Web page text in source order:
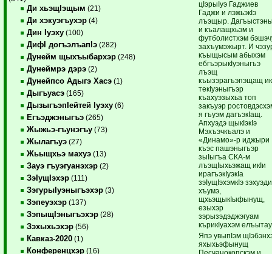
Ди хьэщIэщым (21)
Ди хэкуэгъухэр (4)
Дин Iуэху (100)
ДифI догъэлъапIэ (282)
Дунейм щыхъыбархэр (248)
Дунеймрэ дэрэ (2)
Дунейпсо Адыгэ Хасэ (1)
Дыгъуасэ (165)
ДызыгъэпIейтей Iуэху (6)
Егъэджэныгъэ (265)
Жыжьэ-гъунэгъу (73)
Жылагъуэ (27)
Жьыщхьэ махуэ (13)
Зауэ гъуэгуанэхэр (2)
ЗэIущIэхэр (111)
ЗэгурыIуэныгъэхэр (3)
Зэпеуэхэр (137)
ЗэпыщIэныгъэхэр (28)
Зэхыхьэхэр (56)
Кавказ-2020 (1)
Конференцхэр (16)
цIэрыIуэ Гаджиев
Гаджи и лэжьэкIэ
лъэщыр.
и къалащхьэм и
футболистхэм
захъумэжырт. И
къыщысым абыхэм
ебгъэрыкIуэныгъэ
лъэщ
къызэрагъэпэщащ
текIуэныгъэр
къахуэзыхьа топ
закъуэр
я гъуэм дагъэкIащ.
Апхуэдэ щыкIэкIэ
Мэхъэчкъалэ и
«Динамо»-р иджыри
къэс пашэныгъэр
зыIыгъа СКА-м
лъэщIыхьэжащ икIи
ирагъэкIуэкIа
зэIущIэхэмкIэ
хъумэ,
щхьэщыкIыфынущ,
езыхэр
зэрызэдэджэгуам
кърикIуахэм
Япэ увыпIэм
яхыхьэфынущ